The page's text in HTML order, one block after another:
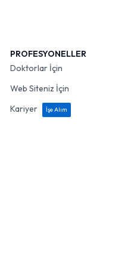
PROFESYONELLER
Doktorlar İçin
Web Siteniz İçin
Kariyer
İşe Alım